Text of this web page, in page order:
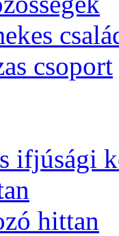
csoport
ifjúsági
hittan